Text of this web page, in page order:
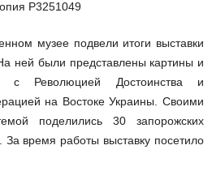
музее подвели итоги выставки
ней были представлены картины и
с Революцией Достоинства и
на Востоке Украины. Своими
поделились 30 запорожских
время работы выставку посетило